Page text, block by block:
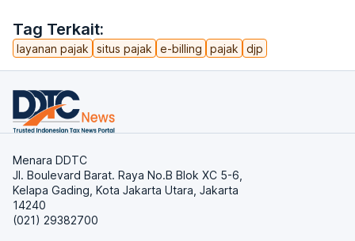
Tag Terkait:
layanan pajak situs pajak e-billing pajak djp
Menara DDTC
Jl. Boulevard Barat. Raya No.B Blok XC 5-6,
Kelapa Gading, Kota Jakarta Utara, Jakarta
14240
(021) 29382700